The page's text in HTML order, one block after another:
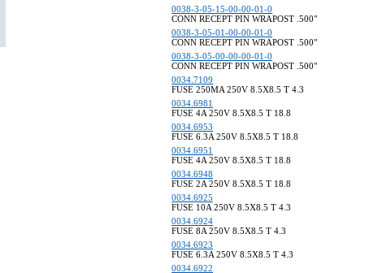
0038-3-05-15-00-00-01-0
CONN RECEPT PIN WRAPOST .500"
0038-3-05-01-00-00-01-0
CONN RECEPT PIN WRAPOST .500"
0038-3-05-00-00-00-01-0
CONN RECEPT PIN WRAPOST .500"
0034.7109
FUSE 250MA 250V 8.5X8.5 T 4.3
0034.6981
FUSE 4A 250V 8.5X8.5 T 18.8
0034.6953
FUSE 6.3A 250V 8.5X8.5 T 18.8
0034.6951
FUSE 4A 250V 8.5X8.5 T 18.8
0034.6948
FUSE 2A 250V 8.5X8.5 T 18.8
0034.6925
FUSE 10A 250V 8.5X8.5 T 4.3
0034.6924
FUSE 8A 250V 8.5X8.5 T 4.3
0034.6923
FUSE 6.3A 250V 8.5X8.5 T 4.3
0034.6922